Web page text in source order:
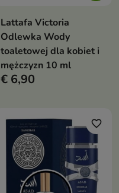
Lattafa Victoria
Odlewka Wody
toaletowej dla kobiet i
mężczyzn 10 ml
€ 6,90
favorite_border